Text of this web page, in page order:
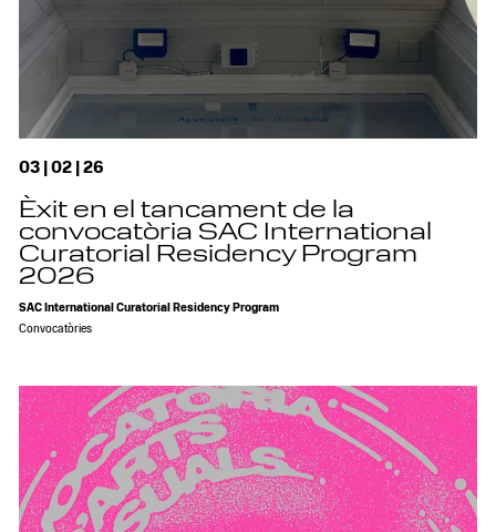
03 | 02 | 26
Èxit en el tancament de la
convocatòria SAC International
Curatorial Residency Program
2026
SAC International Curatorial Residency Program
Convocatòries